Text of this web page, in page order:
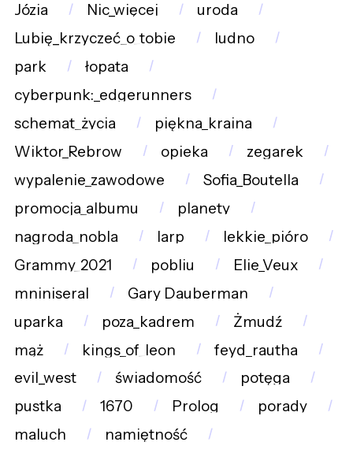
Józia
Nic_więcej
uroda
Lubię_krzyczeć_o_tobie
ludno
park
łopata
cyberpunk:_edgerunners
schemat_życia
piękna_kraina
Wiktor_Rebrow
opieka
zegarek
wypalenie_zawodowe
Sofia_Boutella
promocja_albumu
planety
nagroda_nobla
larp
lekkie_pióro
Grammy_2021
pobliu
Elie_Veux
mniniseral
Gary Dauberman
uparka
poza_kadrem
Żmudź
mąż
kings_of_leon
feyd_rautha
evil_west
świadomość
potęga
pustka
1670 Prolog
porady
maluch
namiętność